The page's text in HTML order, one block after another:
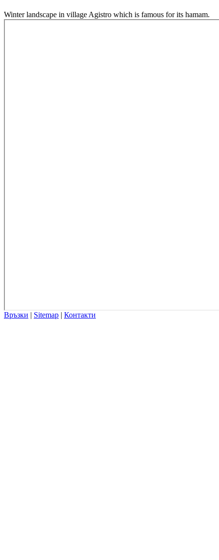
Winter landscape in village Agistro which is famous for its hamam.
Връзки | Sitemap | Контакти